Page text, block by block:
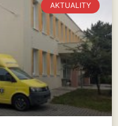
AKTUALITY